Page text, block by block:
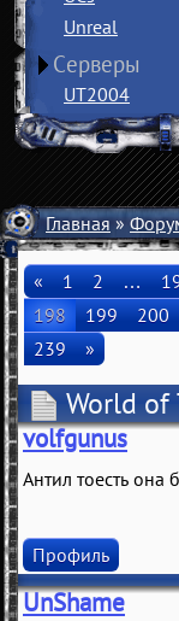
Unreal
Серверы
UT2004
Главная»
« 1 2 …
198
199 200
239
»
World of
volfgunus
Антил тоесть она
Профиль
UnShame